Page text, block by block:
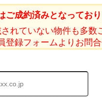
ご成約済みとなっており
れていない物件も多数
登録フォームよりお問合